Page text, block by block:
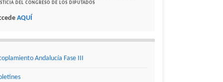
DEL CONGRESO DE LOS DIPUTADOS
AQUÍ
Andalucía Fase III